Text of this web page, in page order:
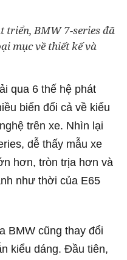
triển, BMW 7-series đã
mục về thiết kế và
qua 6 thế hệ phát
biến đổi cả về kiểu
trên xe. Nhìn lại
dễ thấy mẫu xe
hơn, tròn trịa hơn và
như thời của E65
BMW cũng thay đổi
kiểu dáng. Đầu tiên,